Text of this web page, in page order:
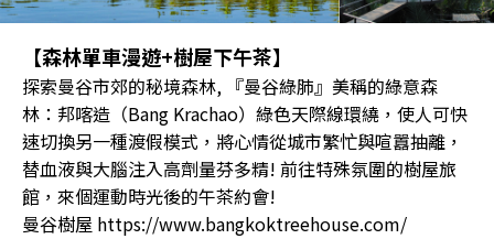
【森林單車漫遊+樹屋下午茶】
探索曼谷市郊的秘境森林, 『曼谷綠肺』美稱的綠意森
林：邦喀造（Bang Krachao）綠色天際線環繞，使人可快
速切換另一種渡假模式，將心情從城市繁忙與喧囂抽離，
替血液與大腦注入高劑量芬多精! 前往特殊氛圍的樹屋旅
館，來個運動時光後的午茶約會!
曼谷樹屋 https://www.bangkoktreehouse.com/